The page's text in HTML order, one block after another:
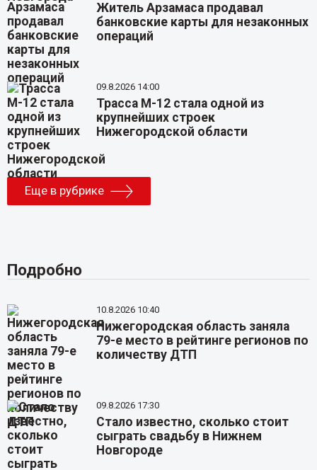
Житель Арзамаса продавал
банковские карты для незаконных
операций
09.8.2026 14:00
Трасса М-12 стала одной из
крупнейших строек
Нижегородской области
Еще в рубрике
Подробно
10.8.2026 10:40
Нижегородская область заняла
79-е место в рейтинге регионов по
количеству ДТП
09.8.2026 17:30
Стало известно, сколько стоит
сыграть свадьбу в Нижнем
Новгороде